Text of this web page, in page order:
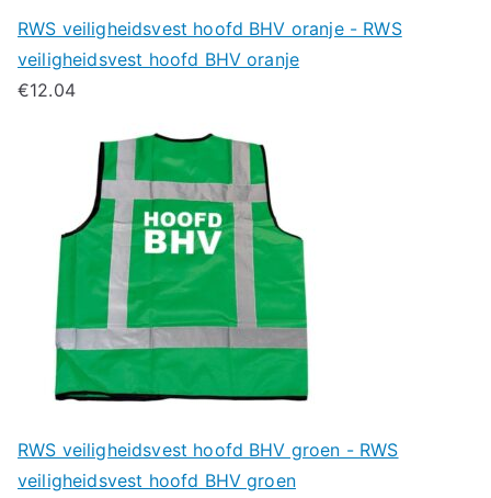
RWS veiligheidsvest hoofd BHV oranje - RWS
veiligheidsvest hoofd BHV oranje
€12.04
RWS veiligheidsvest hoofd BHV groen - RWS
veiligheidsvest hoofd BHV groen